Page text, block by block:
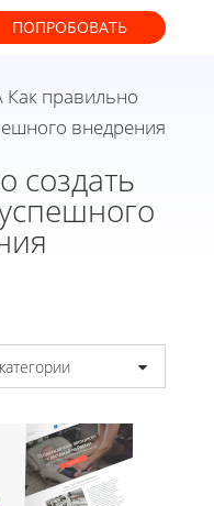
ПОПРОБОВАТЬ
Как правильно
внедрения
создать